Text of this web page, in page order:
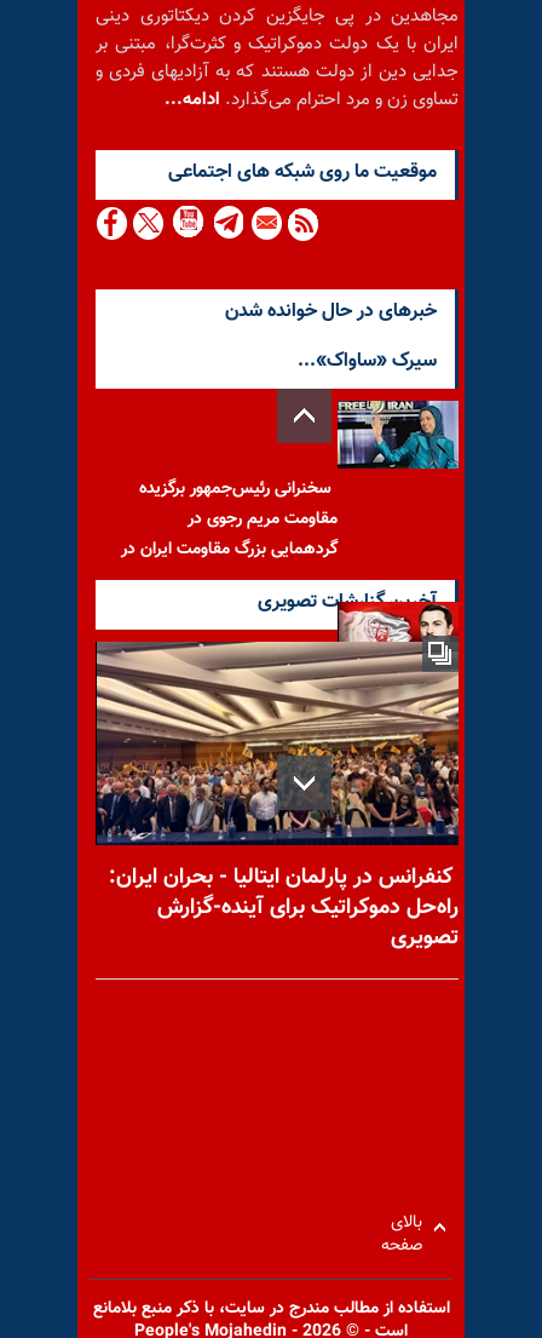
مجاهدین در پی جایگزین کردن دیکتاتوری دینی
ایران با یک دولت دموکراتیک و کثرت‌گرا، مبتنی بر
جدایی دین از دولت هستند که به آزادیهای فردی و
تساوی زن و مرد احترام می‌گذارد. ادامه...
موقعيت ما روى شبكه هاى اجتماعى
خبرهای در حال خوانده شدن
سیرک «ساواک»...
سخنرانی رئیس‌جمهور برگزیده
مقاومت مریم رجوی در
گردهمایی بزرگ مقاومت ایران در
سعید محسن کیست؟
اصغر بدیع‌زادگان کیست؟
آخرین گزارشات تصویری
کنفرانس در پارلمان ایتالیا - بحران ایران:
راه‌حل دموکراتیک برای آینده-گزارش
تصویری
بالای
صفحه
استفاده از مطالب مندرج در سايت، با ذكر منبع بلامانع
است - © 2026 - People's Mojahedin